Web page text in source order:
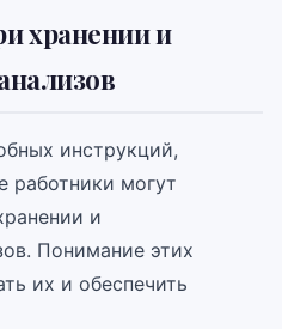
хранении и
инструкций,
работники могут
и
Понимание этих
их и обеспечить